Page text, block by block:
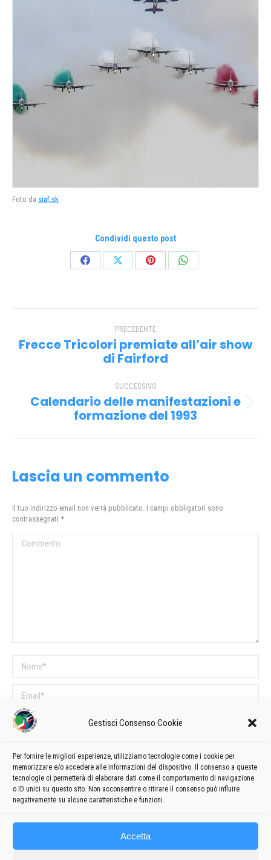
Gestisci Consenso Cookie
Per fornire le migliori esperienze, utilizziamo tecnologie come i cookie per
memorizzare e/o accedere alle informazioni del dispositivo. Il consenso a queste
tecnologie ci permetterà di elaborare dati come il comportamento di navigazione
o ID unici su questo sito. Non acconsentire o ritirare il consenso può influire
negativamente su alcune caratteristiche e funzioni.
Accetta
Foto da siaf.sk
Condividi questo post
CondividiCondividiCondividiCondividi
tra PRECEDENTE
Post
precedente:
Frecce Tricolori premiate all’air show
di Fairford
SUCCESSIVO
Prossimo
post:
Calendario delle manifestazioni e
formazione del 1993
Lascia un commento
Il tuo indirizzo email non verrà pubblicato. I campi obbligatori sono
contrassegnati *
Commento
Nome *
Email *
Sito web
COMMENTI SUL POST
Questo sito utilizza Akismet per ridurre lo spam.Scopri come vengono
elaborati i dati derivati dai commenti.